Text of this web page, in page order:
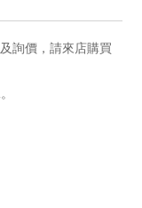
詢價，請來店購買
。